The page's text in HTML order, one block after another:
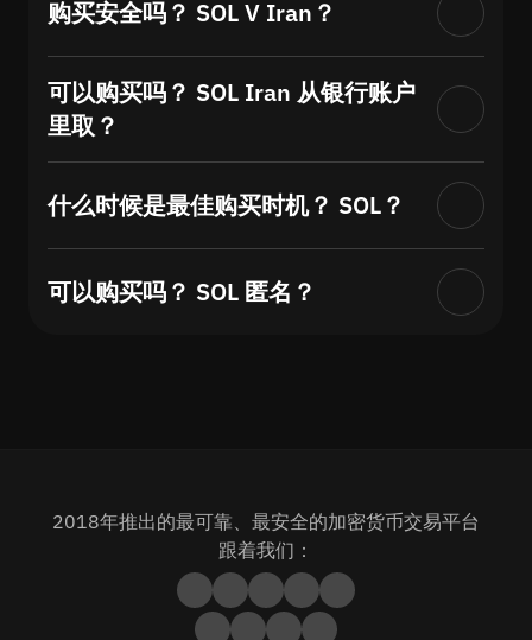
购买安全吗？ SOL V Iran？
可以购买吗？ SOL Iran 从银行账户
里取？
什么时候是最佳购买时机？ SOL？
可以购买吗？ SOL 匿名？
2018年推出的最可靠、最安全的加密货币交易平台
跟着我们：